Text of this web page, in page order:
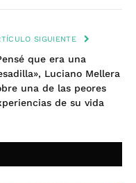
SIGUIENTE
que era una
Luciano Mellera
una de las peores
de su vida